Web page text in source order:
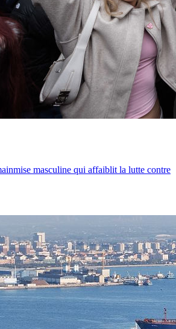
masculine qui affaiblit la lutte contre